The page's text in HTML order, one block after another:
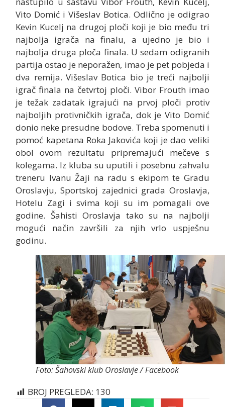
Vito Domić i Višeslav Botica. Odlično je odigrao
Kevin Kucelj na drugoj ploči koji je bio među tri
najbolja igrača na finalu, a ujedno je bio i
najbolja druga ploča finala. U sedam odigranih
partija ostao je neporažen, imao je pet pobjeda i
dva remija. Višeslav Botica bio je treći najbolji
igrač finala na četvrtoj ploči. Vibor Frouth imao
je težak zadatak igrajući na prvoj ploči protiv
najboljih protivničkih igrača, dok je Vito Domić
donio neke presudne bodove. Treba spomenuti i
pomoć kapetana Roka Jakovića koji je dao veliki
obol ovom rezultatu pripremajući mečeve s
kolegama. Iz kluba su uputili i posebnu zahvalu
treneru Ivanu Žaji na radu s ekipom te Gradu
Oroslavju, Sportskoj zajednici grada Oroslavja,
Hotelu Zagi i svima koji su im pomagali ove
godine. Šahisti Oroslavja tako su na najbolji
mogući način završili za njih vrlo uspješnu
godinu.
Foto: Šahovski klub Oroslavje / Facebook
BROJ PREGLEDA: 130